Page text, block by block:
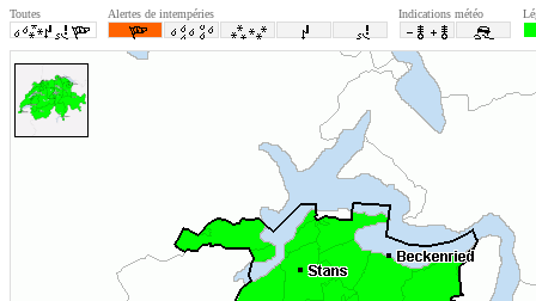
Toutes Alertes de intempéries Indications météo